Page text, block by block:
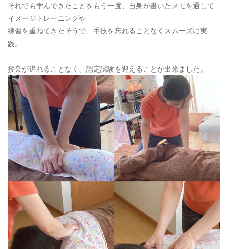
それでも学んできたことをもう一度、自身が書いたメモを通して
イメージトレーニングや
練習を重ねてきたそうで、手技を忘れることなくスムーズに実
践。
授業が遅れることなく、認定試験を迎えることが出来ました。